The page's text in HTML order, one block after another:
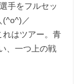
手をフルセッ
(^o^)／
はツアー。青
、一つ上の戦